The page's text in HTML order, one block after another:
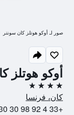
أوكو هوتلز
4 نجوم
كان، فرنسا
+33 4 92 98 30 30
صور لـ أوكو هوتلز كان سونتر